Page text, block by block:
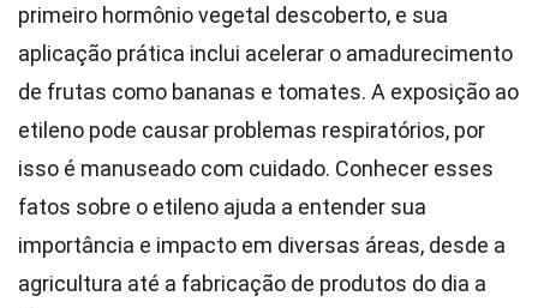
primeiro hormônio vegetal descoberto, e sua
aplicação prática inclui acelerar o amadurecimento
de frutas como bananas e tomates. A exposição ao
etileno pode causar problemas respiratórios, por
isso é manuseado com cuidado. Conhecer esses
fatos sobre o etileno ajuda a entender sua
importância e impacto em diversas áreas, desde a
agricultura até a fabricação de produtos do dia a